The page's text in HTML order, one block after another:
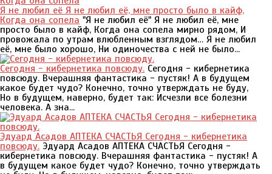
Я не любил её Я не любил её, мне просто было в кайф,
Когда она сопела "Я не любил её" Я не любил её, мне
просто было в кайф, Когда она сопела мирно рядом, И
провожала по утрам влюбленным взглядом… Я не любил
её, мне было хорошо, Ни одиночества с ней не было...
Сегодня - кибернетика повсюду. Сегодня - кибернетика
повсюду. Вчерашняя фантастика - пустяк! А в будущем
какое будет чудо? Конечно, точно утверждать не буду,
Но в будущем, наверно, будет так: Исчезли все болезни
человека. А зна...
Эдуард Асадов АПТЕКА СЧАСТЬЯ Сегодня - кибернетика
повсюду. Эдуард Асадов АПТЕКА СЧАСТЬЯ Сегодня -
кибернетика повсюду. Вчерашняя фантастика - пустяк! А
в будущем какое будет чудо? Конечно, точно утверждать